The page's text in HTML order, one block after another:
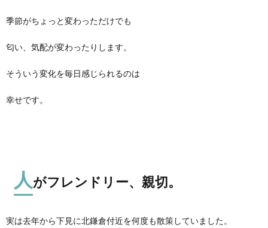
季節がちょっと変わっただけでも
匂い、気配が変わったりします。
そういう変化を毎日感じられるのは
幸せです。
人がフレンドリー、親切。
実は去年から下見に北鎌倉付近を何度も散策していました。